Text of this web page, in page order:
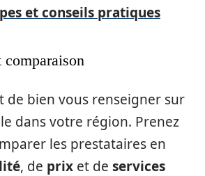
et conseils pratiques
comparaison
de bien vous renseigner sur
dans votre région. Prenez
les prestataires en
, de prix et de services